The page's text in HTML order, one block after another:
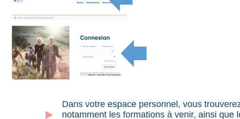
Dans votre espace personnel, vous
notamment les formations à venir, ainsi que